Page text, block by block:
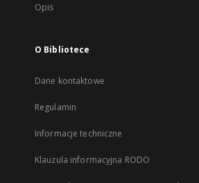
Opis
O Bibliotece
Dane kontaktowe
Regulamin
Informacje techniczne
Klauzula informacyjna RODO